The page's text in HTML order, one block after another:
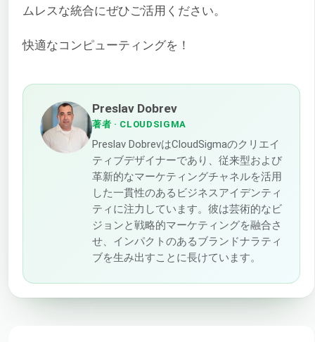
ムレスな統合にぜひご活用ください。
快適なコンピューティングを！
Preslav Dobrev
著者 · CLOUDSIGMA
Preslav DobrevはCloudSigmaのクリエイ
ティブデザイナーであり、従来型および
革新的なマーケティングチャネルを活用
した一貫性のあるビジネスアイデンティ
ティに注力しています。彼は芸術的なビ
ジョンと戦略的マーケティングを融合さ
せ、インパクトのあるブランドナラティ
ブを生み出すことに長けています。